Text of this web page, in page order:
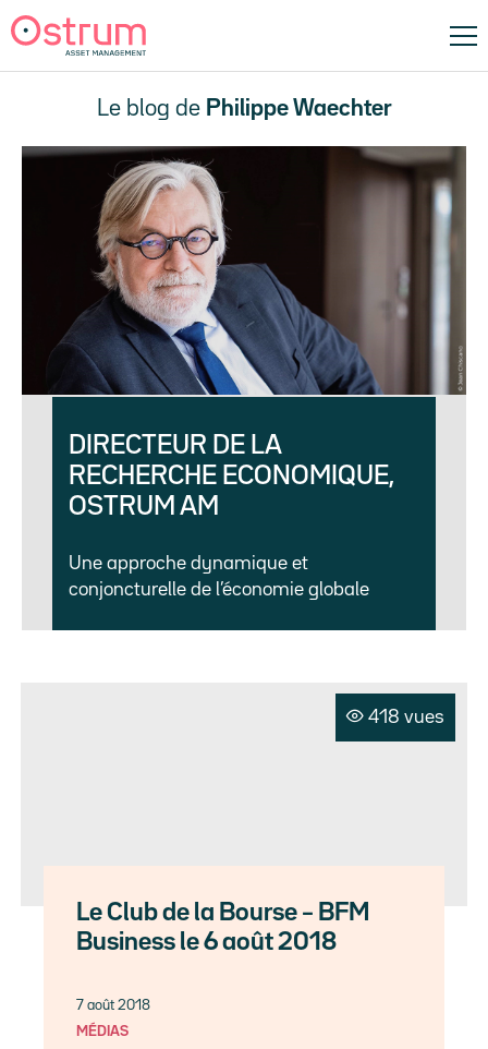
Le blog de Philippe Waechter
DIRECTEUR DE LA
RECHERCHE ECONOMIQUE,
OSTRUM AM
Une approche dynamique et
conjoncturelle de l’économie globale
418 vues
Le Club de la Bourse – BFM
Business le 6 août 2018
7 août 2018
MÉDIAS